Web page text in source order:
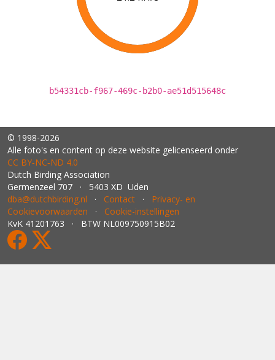
b54331cb-f967-469c-b2b0-ae51d515648c
© 1998-2026
Alle foto's en content op deze website gelicenseerd onder
CC BY‑NC‑ND 4.0
Dutch Birding Association
Germenzeel 707 · 5403 XD Uden
dba@dutchbirding.nl · Contact · Privacy- en
Cookievoorwaarden · Cookie-instellingen
KvK 41201763 · BTW NL009750915B02